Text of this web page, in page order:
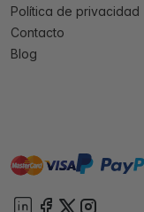
Política de privacidad
Contacto
Blog
mastervisa paypal